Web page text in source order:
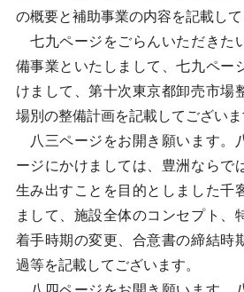
の概要と補助事業の内容を記載して
七九ページをごらんいただきた
備事業といたしまして、七九ペー
けまして、第十次東京都卸売市場
場別の整備計画を記載してございま
八三ページをお開き願います。
ージにかけましては、豊洲ならで
生み出すことを目的としました千
まして、施設全体のコンセプト、
着手時期の変更、合意書の締結時
過等を記載してございます。